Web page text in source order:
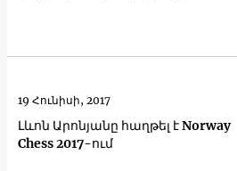
Լևոն Արոնյանը հաղթել է Norway
Chess 2017-ում
19 Հունիսի, 2017